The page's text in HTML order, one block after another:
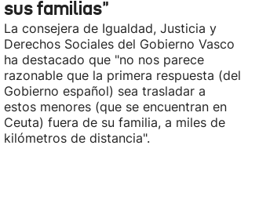
sus familias"
La consejera de Igualdad, Justicia y
Derechos Sociales del Gobierno Vasco
ha destacado que "no nos parece
razonable que la primera respuesta (del
Gobierno español) sea trasladar a
estos menores (que se encuentran en
Ceuta) fuera de su familia, a miles de
kilómetros de distancia".